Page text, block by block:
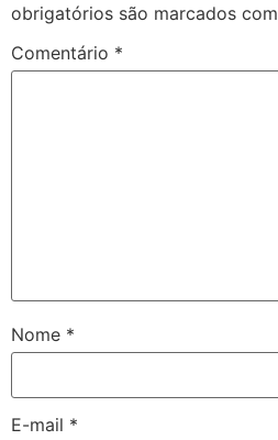
obrigatórios são marcados com
Comentário *
Nome *
E-mail *